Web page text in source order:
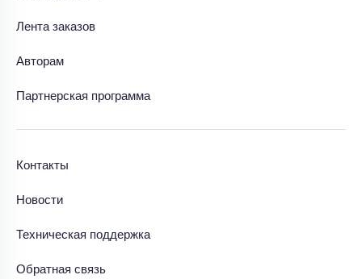
Лента заказов
Авторам
Партнерская программа
Контакты
Новости
Техническая поддержка
Обратная связь